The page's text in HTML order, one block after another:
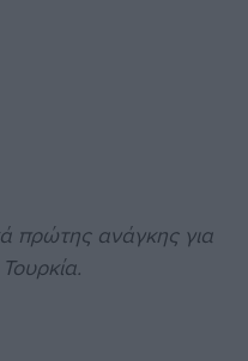
πρώτης ανάγκης για